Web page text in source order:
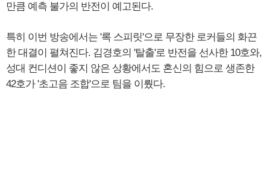
만큼 예측 불가의 반전이 예고된다.
특히 이번 방송에서는 '록 스피릿'으로 무장한 로커들의 화끈
한 대결이 펼쳐진다. 김경호의 '탈출'로 반전을 선사한 10호와,
성대 컨디션이 좋지 않은 상황에서도 혼신의 힘으로 생존한
42호가 '초고음 조합'으로 팀을 이뤘다.